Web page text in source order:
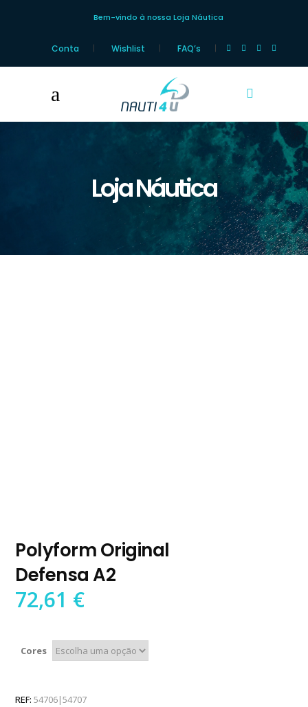
Bem-vindo à nossa Loja Náutica
Conta Wishlist FAQ’s
Loja Náutica
Polyform Original
Defensa A2
72,61 €
Cores
REF:54706|54707